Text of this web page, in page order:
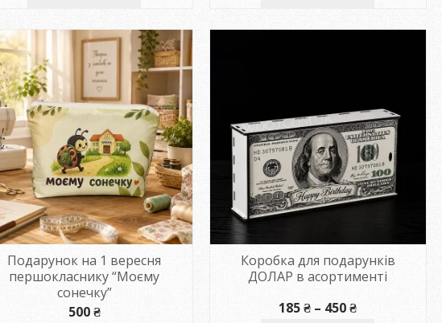
1.500 ₴
Подарунок на 1 вересня
першокласнику “Моєму
сонечку”
500₴
Коробка для подарунків
ДОЛАР в асортименті
185₴ – 450₴Діапазон